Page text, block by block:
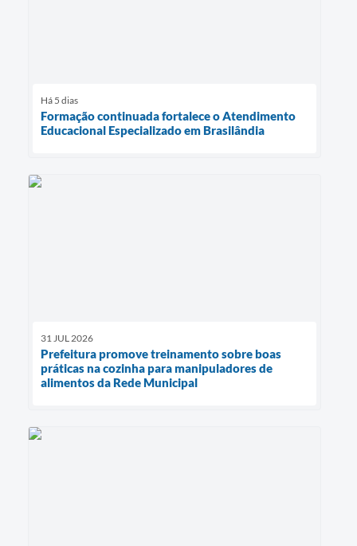
Há 5 dias
Formação continuada fortalece o Atendimento
Educacional Especializado em Brasilândia
31 JUL 2026
Prefeitura promove treinamento sobre boas
práticas na cozinha para manipuladores de
alimentos da Rede Municipal